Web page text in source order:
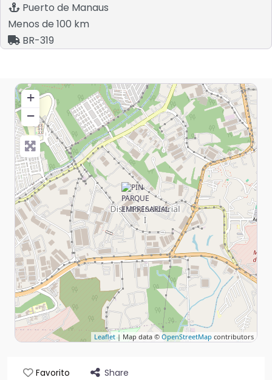
Puerto de Manaus
Menos de 100 km
BR-319
+
−
Leaflet| Map data © OpenStreetMap contributors
Favorito Share